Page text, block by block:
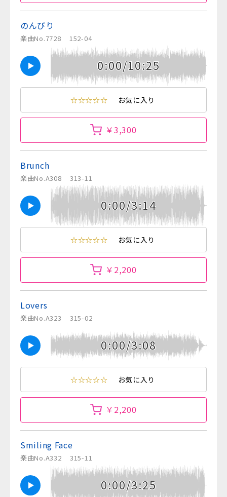
のんびり
楽曲No.7728 152-04
0:00/10:25
☆☆☆☆☆ お気に入り
￥3,300
Brunch
楽曲No.A308 313-11
0:00/3:14
☆☆☆☆☆ お気に入り
￥2,200
Lovers
楽曲No.A323 315-02
0:00/3:08
☆☆☆☆☆ お気に入り
￥2,200
Smiling Face
楽曲No.A332 315-11
0:00/3:25